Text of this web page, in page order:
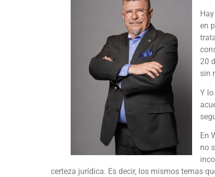
en
20
sin
Y
En
no
certeza jurídica. Es decir, los mismos temas